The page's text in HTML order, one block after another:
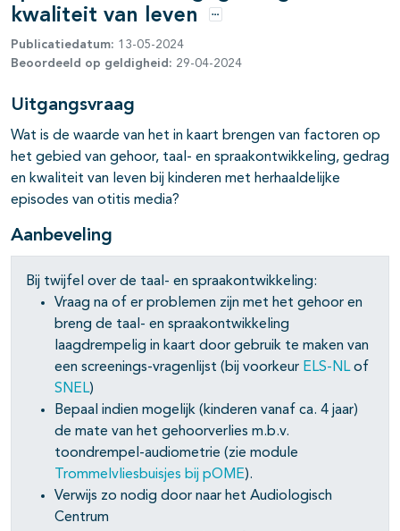
open- en dichtklappen
open- en dichtklappen
kwaliteit van leven
Opties
Publicatiedatum: 13-05-2024
Beoordeeld op geldigheid: 29-04-2024
Uitgangsvraag
Wat is de waarde van het in kaart brengen van factoren op
het gebied van gehoor, taal- en spraakontwikkeling, gedrag
en kwaliteit van leven bij kinderen met herhaaldelijke
episodes van otitis media?
Aanbeveling
Bij twijfel over de taal- en spraakontwikkeling:
Vraag na of er problemen zijn met het gehoor en
breng de taal- en spraakontwikkeling
laagdrempelig in kaart door gebruik te maken van
een screenings-vragenlijst (bij voorkeur ELS-NLof
SNEL)
Bepaal indien mogelijk (kinderen vanaf ca. 4 jaar)
de mate van het gehoorverlies m.b.v.
toondrempel-audiometrie (zie module
Trommelvliesbuisjes bij pOME).
Verwijs zo nodig door naar het Audiologisch
Centrum